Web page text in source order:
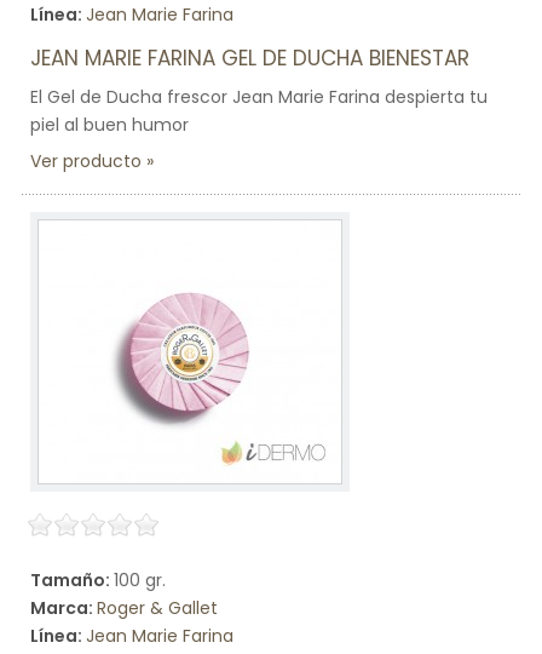
Línea: Jean Marie Farina
JEAN MARIE FARINA GEL DE DUCHA BIENESTAR
El Gel de Ducha frescor Jean Marie Farina despierta tu
piel al buen humor
Ver producto
Tamaño: 100 gr.
Marca: Roger & Gallet
Línea: Jean Marie Farina